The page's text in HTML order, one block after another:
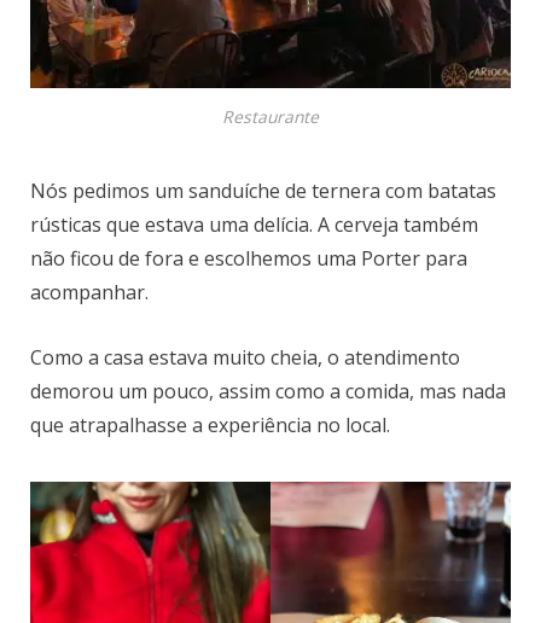
Restaurante
Nós pedimos um sanduíche de ternera com batatas
rústicas que estava uma delícia. A cerveja também
não ficou de fora e escolhemos uma Porter para
acompanhar.
Como a casa estava muito cheia, o atendimento
demorou um pouco, assim como a comida, mas nada
que atrapalhasse a experiência no local.